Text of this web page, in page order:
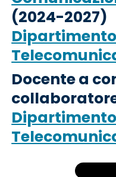
(2024-2027)
Docente a